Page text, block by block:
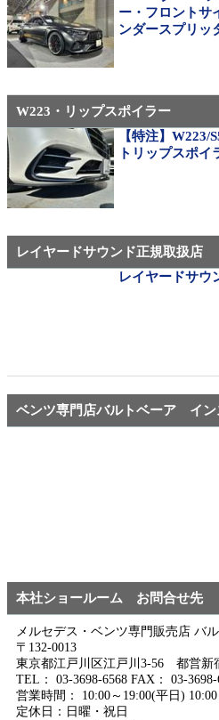
310M Exe
用サイズ（379）
メルセデス・ベ
◆メルセデスマイ
◆X222◆美品中古
ベンツ中古ホイル・タイヤ
ー・フロントサ
ンダースプリッ
W223・リップスポイラー
【特注】W223/
トリップスポイ
レイヤードサウンド正規取扱店
レイヤードサウ
ベンツ専門店バルトベーア イン
本社ショールーム お問合せ先
メルセデス・ベンツ専門販売店 バ
〒132-0013
東京都江戸川区江戸川3-56 都営新
TEL： 03-3698-6568 FAX： 03-3698-
営業時間： 10:00～19:00(平日)
定休日：日曜・祝日